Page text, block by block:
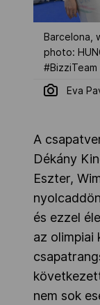
Barcelona,
photo:
#BizziTeam
Eva
A
Dékány
Eszter,
és ezzel
az olimpiai
nem sok